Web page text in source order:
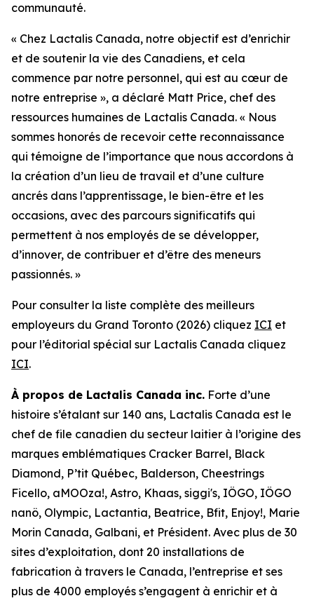
communauté.
« Chez Lactalis Canada, notre objectif est d’enrichir
et de soutenir la vie des Canadiens, et cela
commence par notre personnel, qui est au cœur de
notre entreprise », a déclaré Matt Price, chef des
ressources humaines de Lactalis Canada. « Nous
sommes honorés de recevoir cette reconnaissance
qui témoigne de l’importance que nous accordons à
la création d’un lieu de travail et d’une culture
ancrés dans l’apprentissage, le bien-être et les
occasions, avec des parcours significatifs qui
permettent à nos employés de se développer,
d’innover, de contribuer et d’être des meneurs
passionnés. »
Pour consulter la liste complète des meilleurs
employeurs du Grand Toronto (2026) cliquez ICI et
pour l’éditorial spécial sur Lactalis Canada cliquez
ICI.
À propos de Lactalis Canada inc. Forte d’une
histoire s’étalant sur 140 ans, Lactalis Canada est le
chef de file canadien du secteur laitier à l’origine des
marques emblématiques Cracker Barrel, Black
Diamond, P’tit Québec, Balderson, Cheestrings
Ficello, aMOOza!, Astro, Khaas, siggi's, IÖGO, IÖGO
nanö, Olympic, Lactantia, Beatrice, Bfit, Enjoy!, Marie
Morin Canada, Galbani, et Président. Avec plus de 30
sites d’exploitation, dont 20 installations de
fabrication à travers le Canada, l’entreprise et ses
plus de 4000 employés s’engagent à enrichir et à